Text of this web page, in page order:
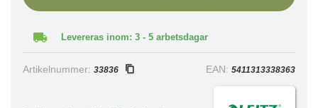
Levereras inom: 3 - 5 arbetsdagar
Artikelnummer: 33836 EAN: 5411313338363